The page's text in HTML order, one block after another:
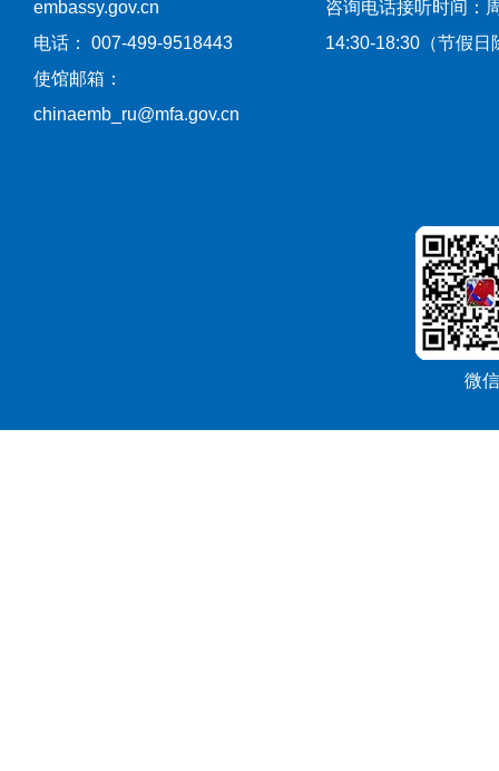
embassy.gov.cn
电话： 007-499-9518443
使馆邮箱：
chinaemb_ru@mfa.gov.cn
咨询电话接听时间：
14:30-18:30（节假日
微信